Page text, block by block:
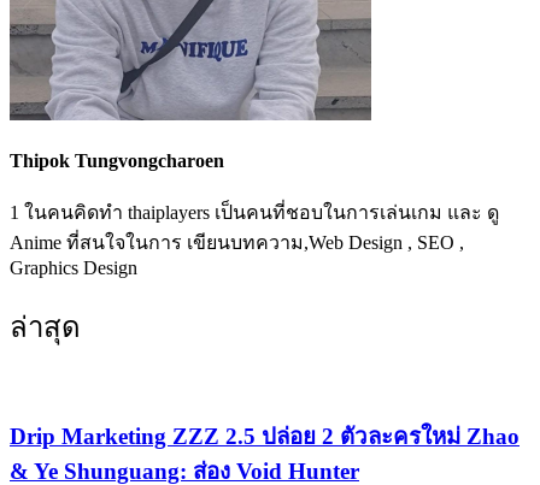
Thipok Tungvongcharoen
1 ในคนคิดทำ thaiplayers เป็นคนที่ชอบในการเล่นเกม และ ดู
Anime ที่สนใจในการ เขียนบทความ,Web Design , SEO ,
Graphics Design
ล่าสุด
Drip Marketing ZZZ 2.5 ปล่อย 2 ตัวละครใหม่ Zhao
& Ye Shunguang: ส่อง Void Hunter